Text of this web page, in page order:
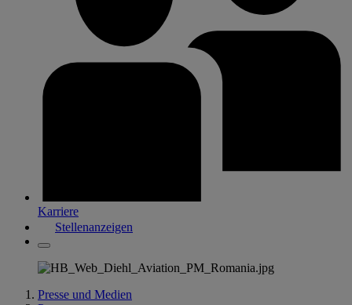
Karriere
Stellenanzeigen
Presse und Medien